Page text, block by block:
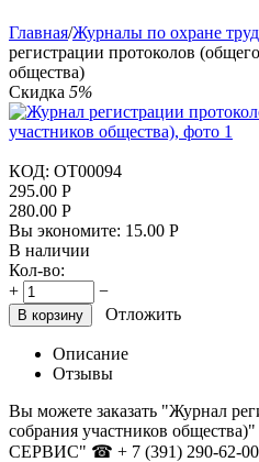
Главная/Журналы по охране
регистрации протоколов
общества)
Скидка 5%
КОД: OT00094
295.00 Р
280.00 Р
Вы экономите: 15.00 Р
В наличии
Кол-во:
+
−
В корзину Отложить
Описание
Отзывы
Вы можете заказать "Журнал
собрания участников общества)"
СЕРВИС" ☎ + 7 (391) 290-62-00